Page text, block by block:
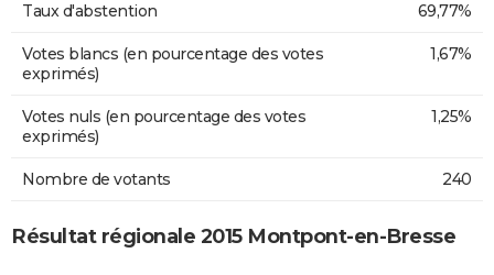
Taux d'abstention 69,77%
Votes blancs (en pourcentage des votes
exprimés)
1,67%
Votes nuls (en pourcentage des votes
exprimés)
1,25%
Nombre de votants 240
Résultat régionale 2015 Montpont-en-Bresse